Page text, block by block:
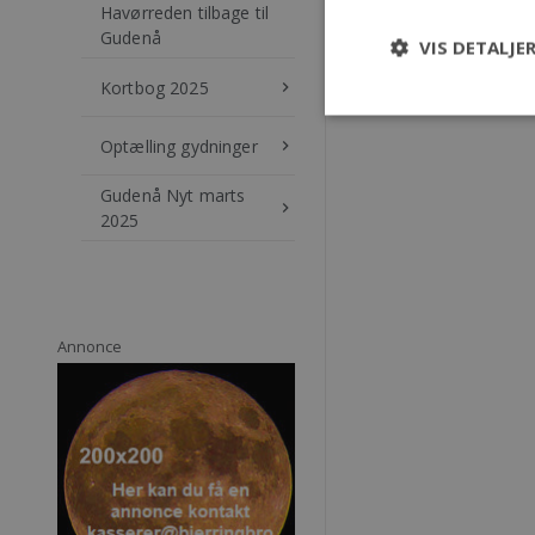
Havørreden tilbage til
Gudenå
Kortbog 2025 keyboard_arrow_right
Optælling gydninger keyboard_arrow_right
Gudenå Nyt marts
2025
keyboard_arrow_right
Annonce
VIS DETALJER